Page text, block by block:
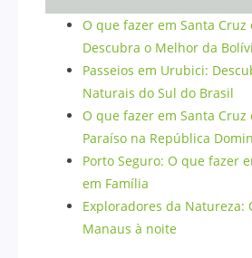
O que fazer em Santa Cruz
Descubra o Melhor da
Passeios em Urubici:
Naturais do Sul do Brasil
O que fazer em Santa Cruz
Paraíso na República
Porto Seguro: O que fazer
em Família
Exploradores da Natureza:
Manaus à noite